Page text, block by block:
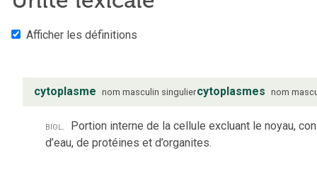
Afficher les définitions
cytoplasme nom masculin singuliercytoplasmes nom
biol. Portion interne de la cellule excluant le noyau,
d’eau, de protéines et d’organites.